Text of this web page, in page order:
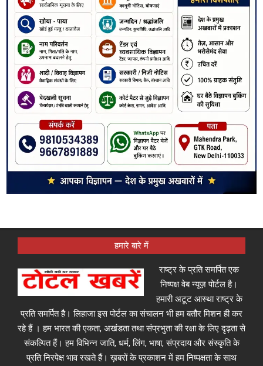
हमारे बारे में
राष्ट्र के प्रति समर्पित एक
निष्पक्ष वेब न्यूज़ पोर्टल है।
हमारी अटूट आस्था राष्ट्र के
प्रति समर्पित है। लिहाजा इस पोर्टल का संचालन भी हम बतौर मिशन ही कर
रहे हैं । हम भारत की एकता, अखंडता तथा संप्रभुता की रक्षा के लिए दृढ़ता से
संकल्पित हैं। हम विभिन्न जाति, धर्म, लिंग, भाषा, संप्रदाय और संस्कृति के
प्रति निरपेक्ष भाव रखते हैं। ख़बरों के प्रकाशन में हम निष्पक्षता के साथ